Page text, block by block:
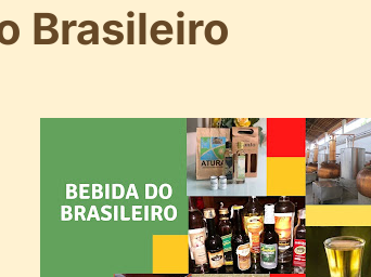
Brasileiro